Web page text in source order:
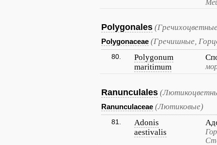
Polygonales
Polygonaceae (Гречишные,
80.
Polygonum
maritimum
Ranunculales
Ranunculaceae (Лютиковые)
81.
Adonis
aestivalis